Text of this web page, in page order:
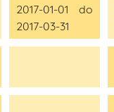
2017-01-01 do
2017-03-31